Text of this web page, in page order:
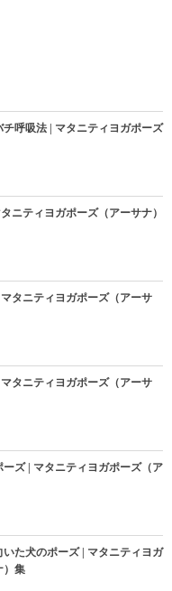
呼吸法 | マタニティヨガポーズ
ニティヨガポーズ（アーサナ）
タニティヨガポーズ（アーサ
タニティヨガポーズ（アーサ
ズ | マタニティヨガポーズ（ア
た犬のポーズ | マタニティヨガ
）集